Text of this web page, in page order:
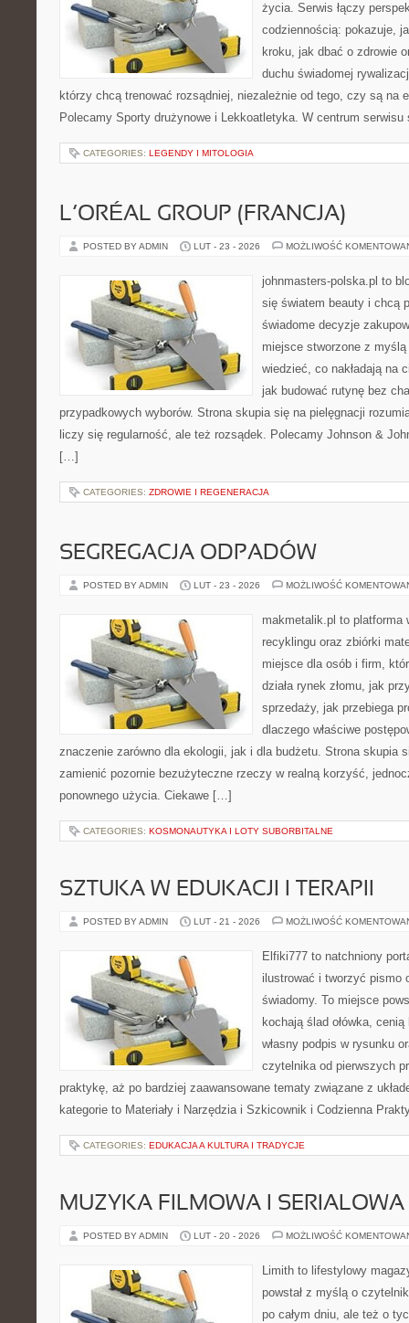
życia. Serwis łączy
codziennością: pokazuje,
kroku, jak dbać o zdrowie
duchu świadomej
którzy chcą trenować rozsądniej, niezależnie od tego, czy są na
Polecamy Sporty drużynowe i Lekkoatletyka. W centrum
CATEGORIES: LEGENDY I MITOLOGIA
L’ORÉAL GROUP (FRANCJA)
POSTED BY ADMIN LUT - 23 - 2026 MOŻLIWOŚĆ
johnmasters-polska.pl to
się światem beauty i chcą
świadome decyzje
miejsce stworzone z
wiedzieć, co nakładają na
jak budować rutynę bez
przypadkowych wyborów. Strona skupia się na pielęgnacji
liczy się regularność, ale też rozsądek. Polecamy Johnson &
[…]
CATEGORIES: ZDROWIE I REGENERACJA
SEGREGACJA ODPADÓW
POSTED BY ADMIN LUT - 23 - 2026 MOŻLIWOŚĆ
makmetalik.pl to platforma
recyklingu oraz zbiórki
miejsce dla osób i firm,
działa rynek złomu, jak
sprzedaży, jak przebiega
dlaczego właściwe
znaczenie zarówno dla ekologii, jak i dla budżetu. Strona skupia
zamienić pozornie bezużyteczne rzeczy w realną korzyść,
ponownego użycia. Ciekawe […]
CATEGORIES: KOSMONAUTYKA I LOTY SUBORBITALNE
SZTUKA W EDUKACJI I TERAPII
POSTED BY ADMIN LUT - 21 - 2026 MOŻLIWOŚĆ
Elfiki777 to natchniony
ilustrować i tworzyć pismo
świadomy. To miejsce
kochają ślad ołówka,
własny podpis w rysunku
czytelnika od pierwszych
praktykę, aż po bardziej zaawansowane tematy związane z
kategorie to Materiały i Narzędzia i Szkicownik i Codzienna
CATEGORIES: EDUKACJA A KULTURA I TRADYCJE
MUZYKA FILMOWA I SERIALOWA
POSTED BY ADMIN LUT - 20 - 2026 MOŻLIWOŚĆ
Limith to lifestylowy
powstał z myślą o
po całym dniu, ale też o